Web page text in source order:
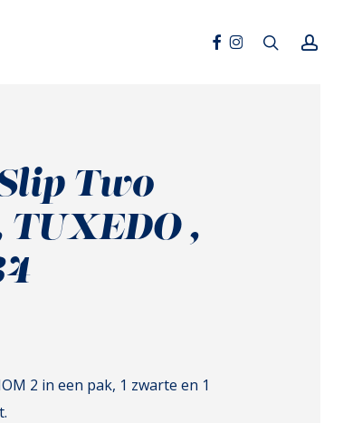
Facebook
Instagramsearch
Two
TUXEDO ,
2 in een pak, 1 zwarte en 1